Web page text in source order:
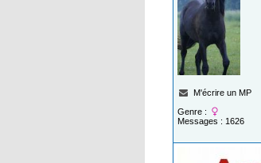
M'écrire un MP
Genre :
Messages : 1626